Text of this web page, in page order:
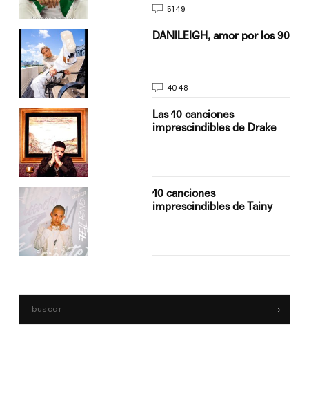
5149
DANILEIGH, amor por los 90
4048
Las 10 canciones
imprescindibles de Drake
10 canciones
imprescindibles de Tainy